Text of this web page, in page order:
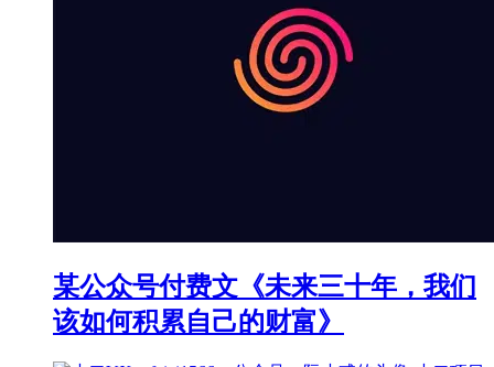
某公众号付费文《未来三十年，我们
该如何积累自己的财富》